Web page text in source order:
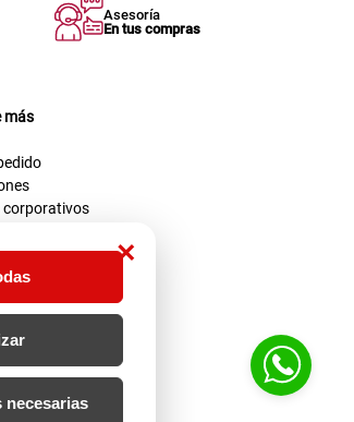
×
necesarias
Asesoría
En tus compras
más
corporativos